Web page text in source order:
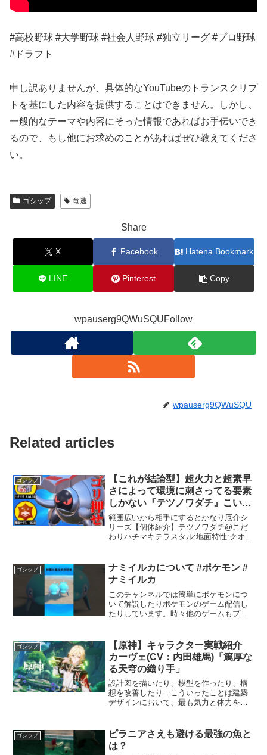
#高校野球 #大学野球 #社会人野球 #独立リーグ #プロ野球
#ドラフト
申し訳ありませんが、具体的なYouTubeのトランスクリプ
トを基にした内容を提供することはできません。しかし、
一般的なテーマや内容にそった情報であればお手伝いでき
るので、もし他にお求めのことがあればぜひ教えてくださ
い。
ゴシップ 竜速
Share
X Facebook Hatena Bookmark
LINE Pinterest Copy
wpauserg9QWuSQUFollow
wpauserg9QWuSQU
Related articles
ゴシップ
【これが結論型】超火力と超素早
さによって環境に刺さってる要素
しかない『テツノワダチ』こいつ
マジで強いわ。【ポケモンSV】
範囲広いから相手にするとかなり厄介シ
リーズ【個体紹介】テツノワダチ@こだ
わりハチマキテラスタル:地面特性:クオー
ワイルドボルト アイススピナ...
ゴシップ
ナミイルカについて #ポケモン #
ナミイルカ
このチャンネルでは簡単にポケモンにつ
いて解説したりポケモンのゲーム配信し
たりしています。時々他のゲームもプレ
Twitter）▼声▼VOICEVOX：ずんだもん
イルカポケ...
ゴシップ
【原神】キャラクター実戦紹介
カーヴェ(CV：内田雄馬)「篤厚な
る天穹の織り手」
設計図を描いたり、模型を作ったり、構
想を改善したり…こういったことは建築
デザインにおいて、最も気力と体力を消
ことのできる貴重な時間だ。CV：カーヴ
ェ——内田雄馬ーーーー...
ゴシップ
ピラニアさえも避ける最強の魚と
は？